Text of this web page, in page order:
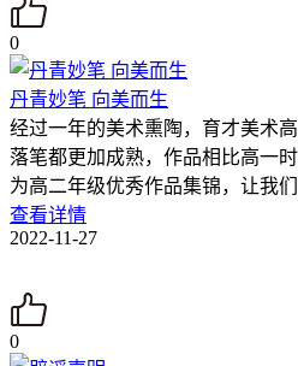
0
丹青妙笔 向美而生
经过一年的美术熏陶，育才美术
落笔都更加成熟，作品相比高一
为高二年级优秀作品集锦，让我
查看详情
2022-11-27
0